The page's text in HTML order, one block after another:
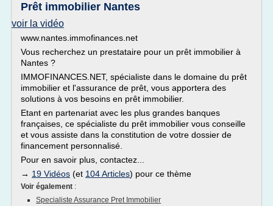
Prêt immobilier Nantes
voir la vidéo
www.nantes.immofinances.net
Vous recherchez un prestataire pour un prêt immobilier à
Nantes ?
IMMOFINANCES.NET, spécialiste dans le domaine du prêt
immobilier et l'assurance de prêt, vous apportera des
solutions à vos besoins en prêt immobilier.
Etant en partenariat avec les plus grandes banques
françaises, ce spécialiste du prêt immobilier vous conseille
et vous assiste dans la constitution de votre dossier de
financement personnalisé.
Pour en savoir plus, contactez...
→ 19 Vidéos (et 104 Articles) pour ce thème
Voir également :
Specialiste Assurance Pret Immobilier